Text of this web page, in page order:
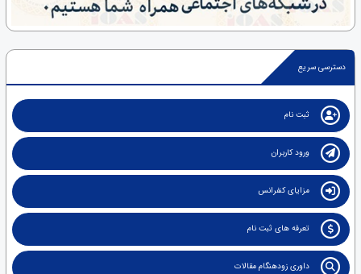
دسترسی سریع
ثبت نام
ورود کاربران
مزایای کنفرانس
تعرفه های ثبت نام
داوری زودهنگام مقالات